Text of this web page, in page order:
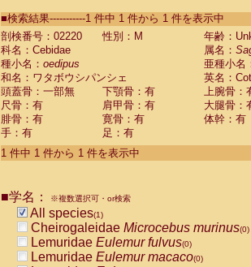
CebidaeSaguinus labiatus(0)
Cebidae Saguinus leucopus (0)
Cebidae
Cebidae
CebidaeSaguinus nigricollis (0)
Cebidae Saguinus oedipus
Cebidae Saguinus weddelli
Cebidae Saguinusspp.
Cebidae Aotus trivirgatus
Cebidae Cebus albifrons
CebidaeCebus nigrivittatus
CebidaeCebus
CebidaeSaimiri boliviensis(0)
CebidaeSaimiri sciureus(0)
AtelidaeAlouatta caraya(0)
■検索結果-----------1 件中 1 件から 1 件を表示中
剖検番号：02220
性別：M
年齢：
科名：Cebidae
属名：
種小名： oedipus
亜種小名
和名：ワタボウシパンシェ
英名：
頭蓋骨：一部無
下顎骨：有
上腕骨：
尺骨：有
肩甲骨：有
大腿骨：
腓骨：有
寛骨：有
体幹：有
手：有
足：有
1 件中 1 件から 1 件を表示中
■学名： ※複数選択可・or検索
All species(1)
Cheirogaleidae Microcebus murinus(0)
Lemuridae Eulemur fulvus(0)
Lemuridae Eulemur macaco(0)